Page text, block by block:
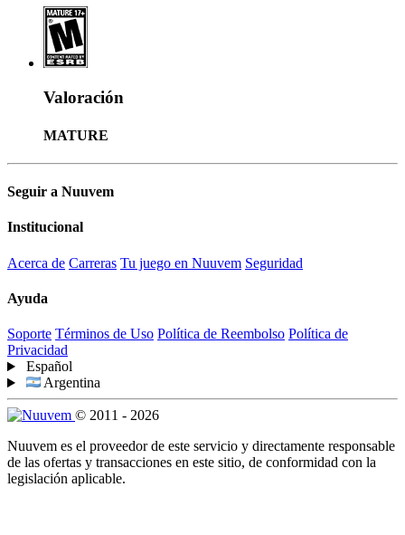
Valoración
MATURE
Seguir a Nuuvem
Institucional
Acerca de Carreras Tu juego en Nuuvem Seguridad
Ayuda
Soporte Términos de Uso Política de Reembolso Política de
Privacidad
Español
Argentina
© 2011 - 2026
Nuuvem es el proveedor de este servicio y directamente responsable
de las ofertas y transacciones en este sitio, de conformidad con la
legislación aplicable.